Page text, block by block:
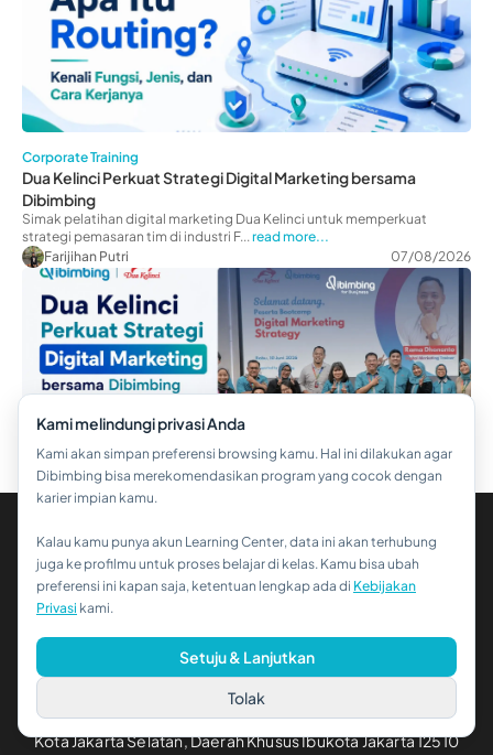
Corporate Training
Dua Kelinci Perkuat Strategi Digital Marketing bersama
Dibimbing
Simak pelatihan digital marketing Dua Kelinci untuk memperkuat
strategi pemasaran tim di industri F...read more...
Farijihan Putri
07/08/2026
Hi!👋
Kalau kamu butuh bantuan,
PT. Dibimbing Digital Indonesia
Plaza CityView
Jl. Kemang Timur No.1, RT.14/RW.8, Pejaten Barat, Ps. Minggu,
Kota Jakarta Selatan, Daerah Khusus Ibukota Jakarta 12510
Kami melindungi privasi Anda
Kami akan simpan preferensi browsing kamu. Hal ini dilakukan agar
Dibimbing bisa merekomendasikan program yang cocok dengan
karier impian kamu.
Kalau kamu punya akun Learning Center, data ini akan terhubung
juga ke profilmu untuk proses belajar di kelas. Kamu bisa ubah
preferensi ini kapan saja, ketentuan lengkap ada di Kebijakan
Privasi kami.
Tolak
Setuju & Lanjutkan